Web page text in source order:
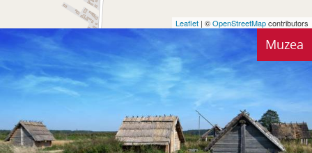
Leaflet | ©OpenStreetMapcontributors
Muzea